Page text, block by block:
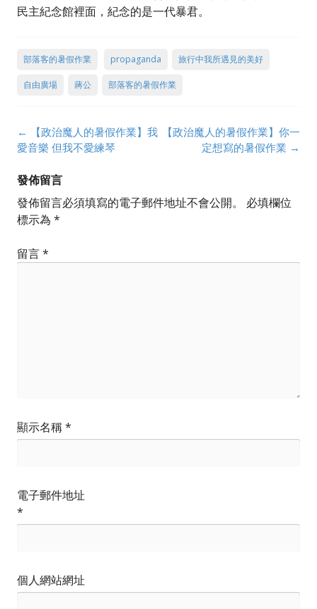
民主紀念館裡面，紀念的是一代暴君。
部落客的暑假作業 propaganda 旅行中我所遇見的美好
自由廣場 蔣公 部落客的暑假作業
Post
navigation
←
【政治魔人的暑假作業】我
愛音樂 但我不愛練琴
【政治魔人的暑假作業】你一
定想寫的暑假作業 →
發佈留言
發佈留言必須填寫的電子郵件地址不會公開。
必填欄位
標示為 *
留言*
顯示名稱*
電子郵件地址
*
個人網站網址